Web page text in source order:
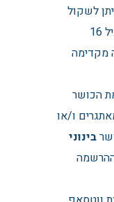
לשקול
השתתפות של בני נוער מגיל 16
מקדימה
הכושר
ו/או
בינוני